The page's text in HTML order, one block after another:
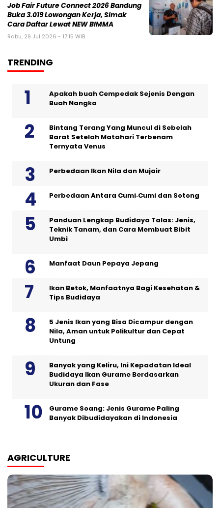
Job Fair Future Connect 2026 Bandung
Buka 3.019 Lowongan Kerja, Simak
Cara Daftar Lewat NEW BIMMA
Rabu, 29 Jul 2026 - 17:15 WIB
TRENDING
Apakah buah Cempedak Sejenis Dengan
Buah Nangka
Bintang Terang Yang Muncul di Sebelah
Barat Setelah Matahari Terbenam
Ternyata Venus
Perbedaan Ikan Nila dan Mujair
Perbedaan Antara Cumi‑Cumi dan Sotong
Panduan Lengkap Budidaya Talas: Jenis,
Teknik Tanam, dan Cara Membuat Bibit
Umbi
Manfaat Daun Pepaya Jepang
Ikan Betok, Manfaatnya Bagi Kesehatan &
Tips Budidaya
5 Jenis Ikan yang Bisa Dicampur dengan
Nila, Aman untuk Polikultur dan Cepat
Untung
Banyak yang Keliru, Ini Kepadatan Ideal
Budidaya Ikan Gurame Berdasarkan
Ukuran dan Fase
Gurame Soang: Jenis Gurame Paling
Banyak Dibudidayakan di Indonesia
AGRICULTURE